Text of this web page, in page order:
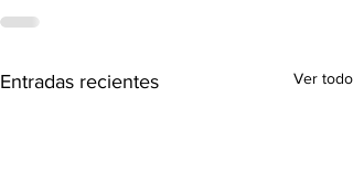
Entradas recientes Ver todo